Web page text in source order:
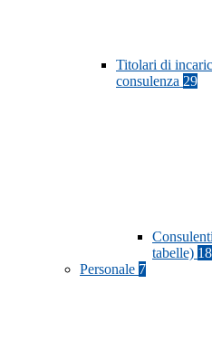
Titolari di
consulenza 29
tabelle) 18
Personale 7